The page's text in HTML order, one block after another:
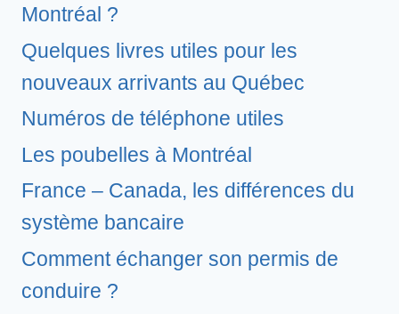
Montréal ?
Quelques livres utiles pour les
nouveaux arrivants au Québec
Numéros de téléphone utiles
Les poubelles à Montréal
France – Canada, les différences du
système bancaire
Comment échanger son permis de
conduire ?